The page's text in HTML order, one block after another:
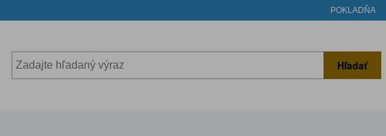
POKLADŇA
Hľadať